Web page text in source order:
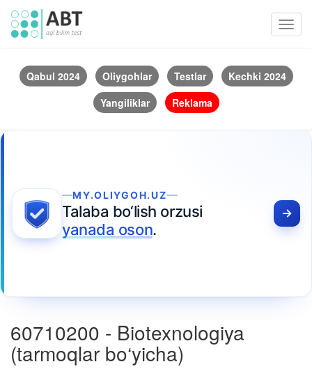
Qabul 2024 Oliygohlar Testlar
Kechki 2024
Yangiliklar
Reklama
MY.OLIYGOH.UZ
Talaba bo‘lish orzusi
yanada oson.
60710200 - Biotexnologiya
(tarmoqlar bo‘yicha)